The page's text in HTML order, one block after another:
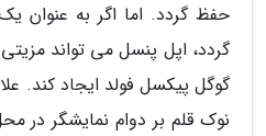
حفظ گردد. اما اگر به عنوان
گردد، اپل پنسل می تواند مزیتی
گوگل پیکسل فولد ایجاد کند.
نوک قلم بر دوام نمایشگر در